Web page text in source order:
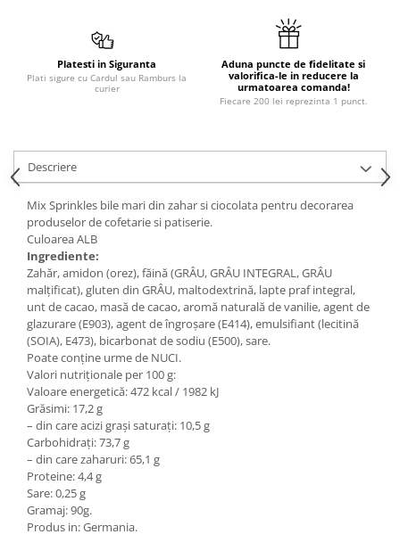
Platesti in Siguranta
Plati sigure cu Cardul sau Ramburs la
curier
Aduna puncte de fidelitate si
valorifica-le in reducere la
urmatoarea comanda!
Fiecare 200 lei reprezinta 1 punct.
Descriere
Mix Sprinkles bile mari din zahar si ciocolata pentru decorarea
produselor de cofetarie si patiserie.
Culoarea ALB
Ingrediente:
Zahăr, amidon (orez), făină (GRÂU, GRÂU INTEGRAL, GRÂU
malțificat), gluten din GRÂU, maltodextrină, lapte praf integral,
unt de cacao, masă de cacao, aromă naturală de vanilie, agent de
glazurare (E903), agent de îngroșare (E414), emulsifiant (lecitină
(SOIA), E473), bicarbonat de sodiu (E500), sare.
Poate conține urme de NUCI.
Valori nutriționale per 100 g:
Valoare energetică: 472 kcal / 1982 kJ
Grăsimi: 17,2 g
– din care acizi grași saturați: 10,5 g
Carbohidrați: 73,7 g
– din care zaharuri: 65,1 g
Proteine: 4,4 g
Sare: 0,25 g
Gramaj: 90g.
Produs in: Germania.